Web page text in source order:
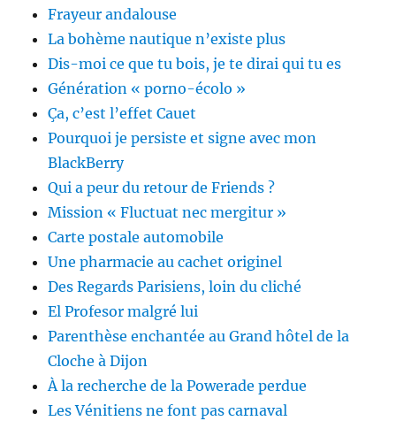
Frayeur andalouse
La bohème nautique n’existe plus
Dis-moi ce que tu bois, je te dirai qui tu es
Génération « porno-écolo »
Ça, c’est l’effet Cauet
Pourquoi je persiste et signe avec mon
BlackBerry
Qui a peur du retour de Friends ?
Mission « Fluctuat nec mergitur »
Carte postale automobile
Une pharmacie au cachet originel
Des Regards Parisiens, loin du cliché
El Profesor malgré lui
Parenthèse enchantée au Grand hôtel de la
Cloche à Dijon
À la recherche de la Powerade perdue
Les Vénitiens ne font pas carnaval